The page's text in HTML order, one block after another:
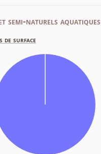
semi-naturels aquatiques
de surface